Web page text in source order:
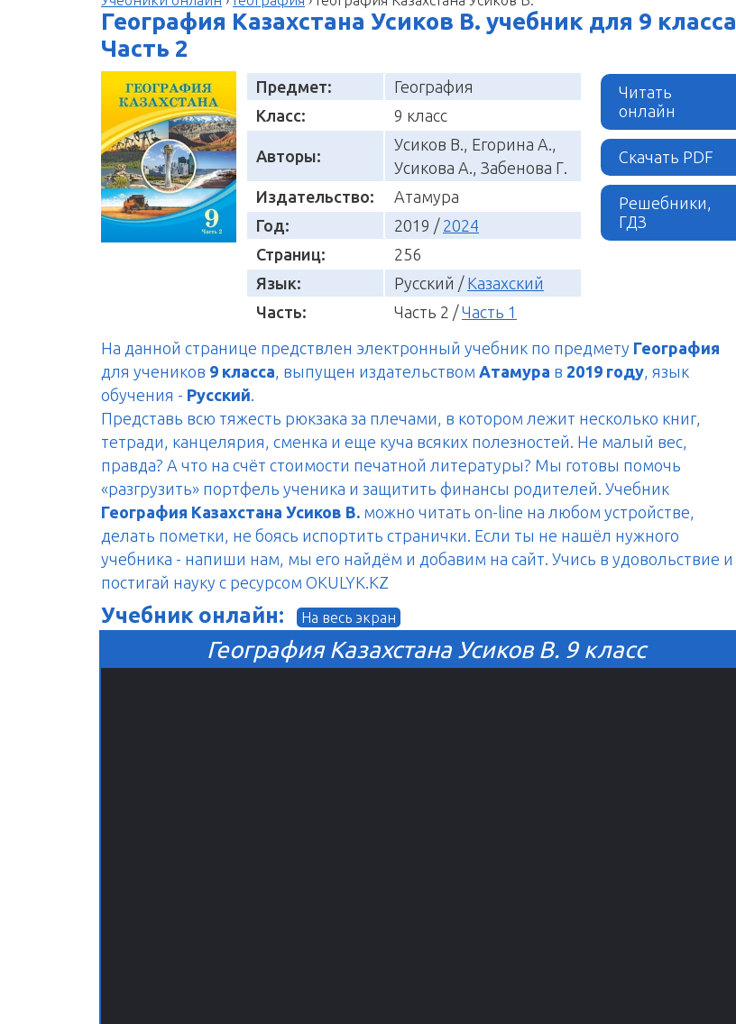
География Казахстана Усиков В. учебник для 9 класса
Часть 2
Предмет:
География
Класс:
9 класс
Авторы:
Усиков В., Егорина А.,
Усикова А., Забенова Г.
Издательство:
Атамура
Год:
2019 / 2024
Страниц:
256
Язык:
Русский / Казахский
Часть:
Часть 2 /Часть 1
Читать
онлайн
Скачать PDF
Решебники,
ГДЗ
На данной странице предствлен электронный учебник по предмету География
для учеников 9 класса , выпущен издательством Атамура в 2019 году , язык
обучения - Русский
Представь всю тяжесть рюкзака за плечами, в котором лежит несколько книг,
тетради, канцелярия, сменка и еще куча всяких полезностей. Не малый вес,
правда? А что на счёт стоимости печатной литературы? Мы готовы помочь
«разгрузить» портфель ученика и защитить финансы родителей. Учебник
География Казахстана Усиков В. можно читать on-line на любом устройстве,
делать пометки, не боясь испортить странички. Если ты не нашёл нужного
учебника - напиши нам, мы его найдём и добавим на сайт. Учись в удовольствие и
постигай науку с ресурсом OKULYK.KZ
Учебник онлайн: На весь экран
География Казахстана Усиков В. 9 класс